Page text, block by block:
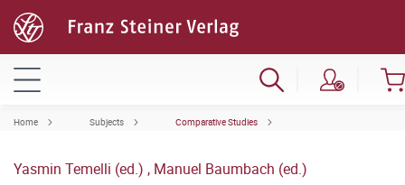
Home Subjects Comparative Studies
Yasmin Temelli (ed.) , Manuel Baumbach (ed.)